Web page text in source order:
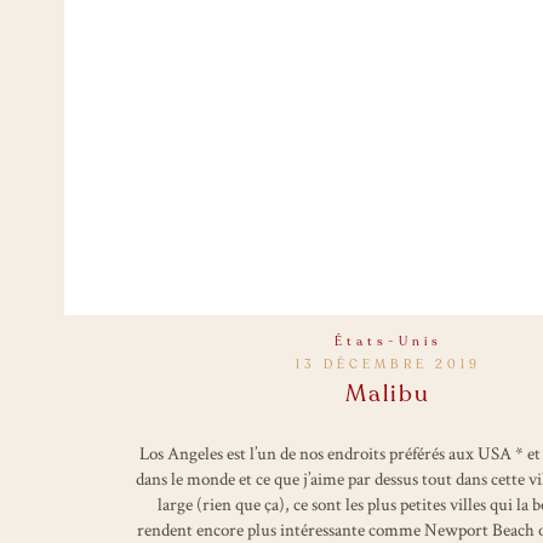
Los Angeles est l’un de nos endroits préférés aux USA *
dans le monde et ce que j’aime par dessus tout dans cette
large (rien que ça), ce sont les plus petites villes qui la
rendent encore plus intéressante comme Newport Beach
13 DÉCEMBRE 2019
Malibu
États-Unis